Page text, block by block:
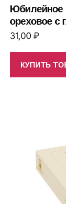
Юбилейное
ореховое с
31,00₽
КУПИТЬ